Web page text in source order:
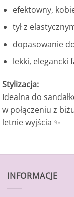
efektowny,
tył z
dopasowanie
lekki, elegancki
Stylizacja:
Idealna do
w połączeniu z
letnie wyjścia ✨
INFORMACJE